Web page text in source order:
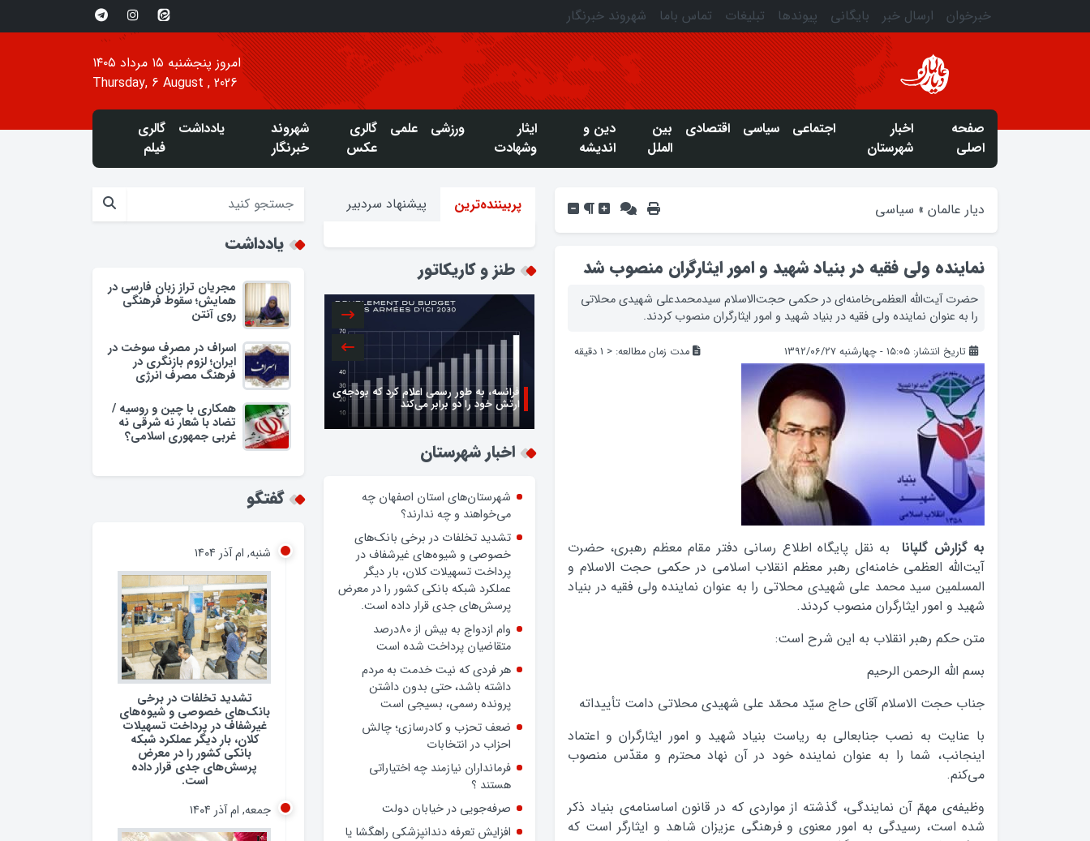
خبرخوان ارسال خبر بایگانی پیوندها تبلیغات تماس باما شهروند خبرنگار
امروز پنجشنبه ۱۵ مرداد ۱۴۰۵
Thursday, 6 August , 2026
صفحه
اصلی
اخبار
شهرستان
اجتماعی سیاسی اقتصادی
بین
الملل
دین و
اندیشه
ایثار
وشهادت
ورزشی علمی
گالری
عکس
شهروند
خبرنگار
یادداشت
گالری
فیلم
دیار عالمان » سیاسی
نماینده ولی فقیه در بنیاد شهید و امور ایثارگران منصوب شد
حضرت آیت‌الله العظمی‌خامنه‌ای در حکمی حجت‌الاسلام سیدمحمدعلی شهیدی محلاتی
را به عنوان نماینده ولی فقیه در بنیاد شهید و امور ایثارگران منصوب کردند.
تاریخ انتشار: ۱۵:۰۵ - چهارشنبه ۱۳۹۲/۰۶/۲۷ مدت زمان مطالعه: < 1 دقیقه
به گزارش گلپانابه نقل پایگاه اطلاع رسانی دفتر مقام معظم رهبری، حضرت
آیت‌الله العظمی خامنه‌ای رهبر معظم انقلاب اسلامی در حکمی حجت الاسلام و
المسلمین سید محمد علی شهیدی محلاتی را به عنوان نماینده ولی فقیه در بنیاد
شهید و امور ایثارگران منصوب کردند.
متن حکم رهبر انقلاب به این شرح است:
بسم الله الرحمن الرحیم
جناب حجت الاسلام آقای حاج سیّد محمّد علی شهیدی محلاتی دامت تأییداته
با عنایت به نصب جنابعالی به ریاست بنیاد شهید و امور ایثارگران و اعتماد
اینجانب، شما را به عنوان نماینده خود در آن نهاد محترم و مقدّس منصوب
می‌کنم.
وظیفه‌ی مهمّ آن نمایندگی، گذشته از مواردی که در قانون اساسنامه‌ی بنیاد ذکر
شده است، رسیدگی به امور معنوی و فرهنگی عزیزان شاهد و ایثارگر است که
پربیننده‌ترین پیشنهاد سردبیر
طنز و کاریکاتور
فرانسه، به طور رسمی اعلام کرد که بودجه‌ی
ارتش خود را دو برابر می‌کند
اخبار شهرستان
شهرستان‌های استان اصفهان چه
می‌خواهند و چه ندارند؟
تشدید تخلفات در برخی بانک‌های
خصوصی و شیوه‌های غیرشفاف در
پرداخت تسهیلات کلان، بار دیگر
عملکرد شبکه بانکی کشور را در معرض
پرسش‌های جدی قرار داده است.
وام ازدواج به بیش از 80درصد
متقاضیان پرداخت شده است
هر فردی که نیت خدمت به مردم
داشته باشد، حتی بدون داشتن
پرونده رسمی، بسیجی است
ضعف تحزب و کادرسازی؛ چالش
احزاب در انتخابات
فرمانداران نیازمند چه اختیاراتی
هستند ؟
صرفه‌جویی در خیابان دولت
افزایش تعرفه دندانپزشکی راهگشا یا
یادداشت
مجریان تراز زبان فارسی در
همایش؛ سقوط فرهنگی
روی آنتن
اسراف در مصرف سوخت در
ایران؛ لزوم بازنگری در
فرهنگ مصرف انرژی
همکاری با چین و روسیه /
تضاد با شعار نه شرقی نه
غربی جمهوری اسلامی؟
گفتگو
شنبه, ام آذر ۱۴۰۴
تشدید تخلفات در برخی
بانک‌های خصوصی و شیوه‌های
غیرشفاف در پرداخت تسهیلات
کلان، بار دیگر عملکرد شبکه
بانکی کشور را در معرض
پرسش‌های جدی قرار داده
است.
جمعه, ام آذر ۱۴۰۴